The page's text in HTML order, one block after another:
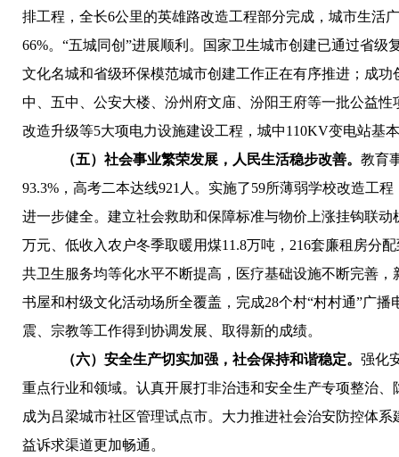
排工程，全长6公里的英雄路改造工程部分完成 ，城市生活
66%。 “五城同创”进展顺利。
国家卫生城市创建已通过省级
文化名城和省级环保模范城市创建工作正在有序推进；成功
中、五中、公安大楼、汾州府文庙、汾阳王府等一批公益性
改造升级等5大项电力设施建设工程，城中110KV变电站基
（五） 社会事业繁荣发展，人民生活稳步改善。 教育
93.3%， 高考二本达线921人。实施了59所薄弱学校改造工
进一步健全。 建立社会救助和保障标准与物价上涨挂钩联动
万元、低收入农户冬季取暖用煤11.8万吨 ， 216套廉租房分
共卫生服务均等化水平不断提高，医疗基础设施不断完善，
书屋和村级文化活动场所全覆盖，完成28个村“村村通”广
震、宗教等工作得到协调发展、取得新的成绩。
（六）安全生产切实加强，社会保持和谐稳定。 强化
重点行业和领域。认真开展打非治违和安全生产专项整治
成为吕梁城市社区管理试点市。大力推进社会治安防控体
益诉求渠道更加畅通。